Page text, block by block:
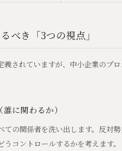
べき「3つの視点」
されていますが、中小企業のプ
に関わるか）
ての関係者を洗い出します。反対
コントロールするかを考えます。